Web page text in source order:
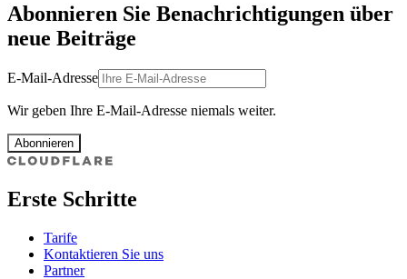
Abonnieren Sie Benachrichtigungen über
neue Beiträge
E-Mail-Adresse
Wir geben Ihre E-Mail-Adresse niemals weiter.
Abonnieren
Erste Schritte
Tarife
Kontaktieren Sie uns
Partner